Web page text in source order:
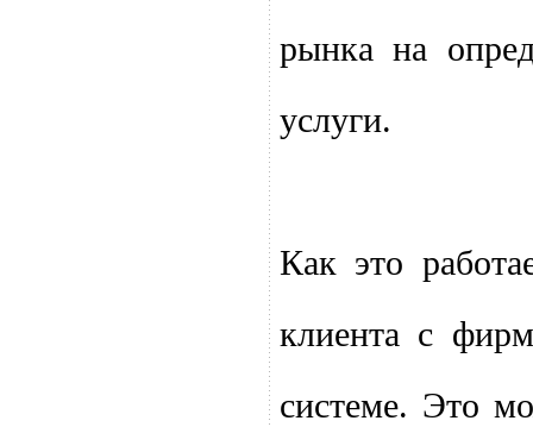
рынка на
услуги.
Как это
клиента с
системе. Это